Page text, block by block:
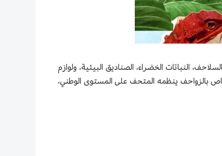
النباتات الخضراء، الصناديق البيئية، ولوازم
بالزواحف ينظمه المتحف على المستوى الوطني،